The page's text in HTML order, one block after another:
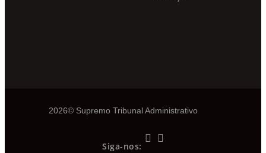
2026© Supremo Tribunal Administrativo
Siga-nos: